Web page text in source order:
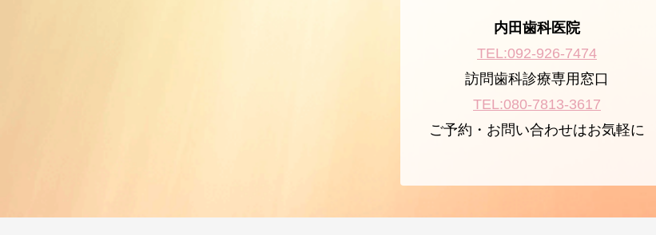
内田歯科医院
TEL:092-926-7474
訪問歯科診療専用窓口
TEL:080-7813-3617
ご予約・お問い合わせはお気軽に